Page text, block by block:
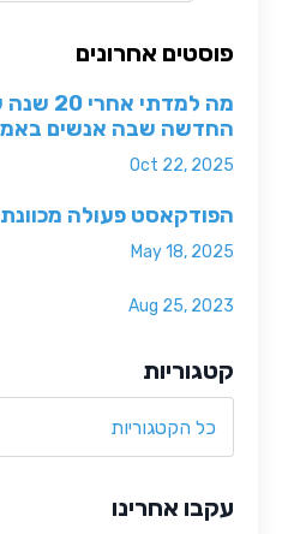
פוסטים אחרונים
מה
החדשה שבה אנשים
Oct 22, 2025
הפודקאסט פעולה מכוונת
May 18, 2025
Aug 25, 2023
קטגוריות
עקבו אחרינו